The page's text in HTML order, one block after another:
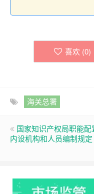
喜欢 (0)
海关总署
国家知识产权局职能配
内设机构和人员编制规定